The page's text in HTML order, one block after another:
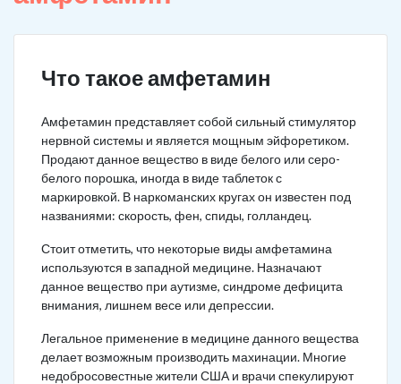
Что такое амфетамин
Амфетамин представляет собой сильный стимулятор
нервной системы и является мощным эйфоретиком.
Продают данное вещество в виде белого или серо-
белого порошка, иногда в виде таблеток с
маркировкой. В наркоманских кругах он известен под
названиями: скорость, фен, спиды, голландец.
Стоит отметить, что некоторые виды амфетамина
используются в западной медицине. Назначают
данное вещество при аутизме, синдроме дефицита
внимания, лишнем весе или депрессии.
Легальное применение в медицине данного вещества
делает возможным производить махинации. Многие
недобросовестные жители США и врачи спекулируют